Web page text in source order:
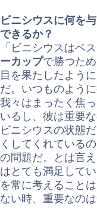
ビニシウスに何を
できるか？
「ビニシウスはベ
ーカップで勝つた
目を果たしたよう
だ。いつものよう
我々はまったく焦
いるし、彼は重要
ビニシウスの状態
くしてくれている
の問題だ。とは言
はとても満足して
を常に考えること
ない時、重要なの